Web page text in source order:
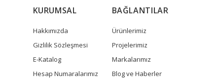
KURUMSAL
Hakkımızda
Gizlilik Sözleşmesi
E-Katalog
Hesap Numaralarımız
BAĞLANTILAR
Ürünlerimiz
Projelerimiz
Markalarımız
Blog ve Haberler